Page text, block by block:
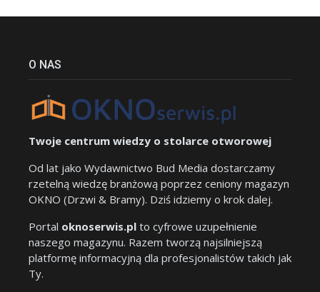
O NAS
Twoje centrum wiedzy o stolarce otworowej
Od lat jako Wydawnictwo Bud Media dostarczamy
rzetelną wiedzę branżową poprzez ceniony magazyn
OKNO (Drzwi & Bramy). Dziś idziemy o krok dalej.
Portal oknoserwis.pl to cyfrowe uzupełnienie
naszego magazynu. Razem tworzą najsilniejszą
platformę informacyjną dla profesjonalistów takich jak
Ty.